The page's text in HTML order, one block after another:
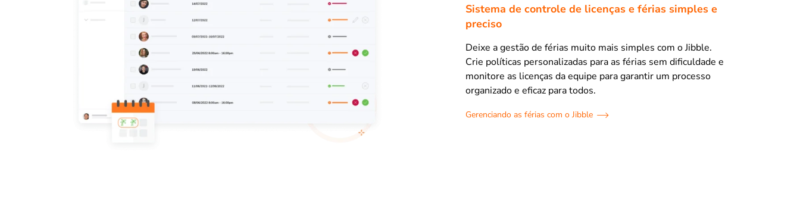
Sistema de controle de licenças e férias simples e
preciso
Deixe a gestão de férias muito mais simples com o Jibble.
Crie políticas personalizadas para as férias sem dificuldade e
monitore as licenças da equipe para garantir um processo
organizado e eficaz para todos.
Gerenciando as férias com o Jibble